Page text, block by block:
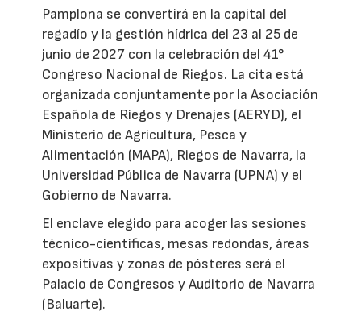
Pamplona se convertirá en la capital del
regadío y la gestión hídrica del 23 al 25 de
junio de 2027 con la celebración del 41°
Congreso Nacional de Riegos. La cita está
organizada conjuntamente por la Asociación
Española de Riegos y Drenajes (AERYD), el
Ministerio de Agricultura, Pesca y
Alimentación (MAPA), Riegos de Navarra, la
Universidad Pública de Navarra (UPNA) y el
Gobierno de Navarra.
El enclave elegido para acoger las sesiones
técnico-científicas, mesas redondas, áreas
expositivas y zonas de pósteres será el
Palacio de Congresos y Auditorio de Navarra
(Baluarte).